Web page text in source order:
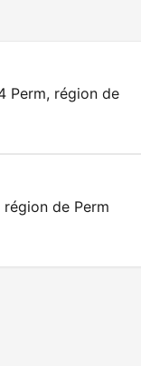
Perm, région de
de Perm